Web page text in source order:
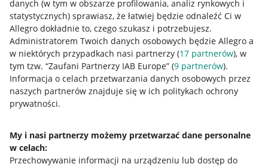
danych (w tym w obszarze profilowania, analiz rynkowych i
statystycznych) sprawiasz, że łatwiej będzie odnaleźć Ci w
Allegro dokładnie to, czego szukasz i potrzebujesz.
Administratorem Twoich danych osobowych będzie Allegro a
w niektórych przypadkach nasi partnerzy (17 partnerów), w
tym tzw. “Zaufani Partnerzy IAB Europe” (9 partnerów).
Informacja o celach przetwarzania danych osobowych przez
naszych partnerów znajduje się w ich politykach ochrony
prywatności.
My i nasi partnerzy możemy przetwarzać dane personalne
w celach:
Przechowywanie informacji na urządzeniu lub dostęp do
Przydatne informacje
Jak to działa
Allegro Gadane dla sprzedających